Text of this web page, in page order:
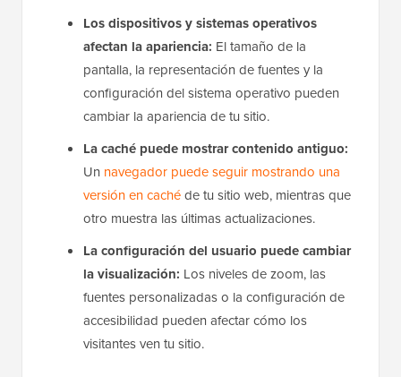
como encabezados, botones y formularios.
Los dispositivos y sistemas operativos
afectan la apariencia:El tamaño de la
pantalla, la representación de fuentes y la
cambiar la apariencia de tu sitio.
La caché puede mostrar contenido antiguo:
Unnavegador puede seguir mostrando una
otro muestra las últimas actualizaciones.
La configuración del usuario puede cambiar
la visualización:Los niveles de zoom, las
fuentes personalizadas o la configuración de